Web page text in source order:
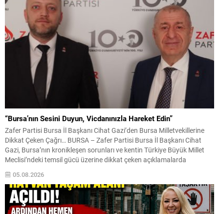
“Bursa’nın Sesini Duyun, Vicdanınızla Hareket Edin”
Zafer Partisi Bursa İl Başkanı Cihat Gazi’den Bursa Milletvekillerine
Dikkat Çeken Çağrı… BURSA – Zafer Partisi Bursa İl Başkanı Cihat
Gazi, Bursa’nın kronikleşen sorunları ve kentin Türkiye Büyük Millet
Meclisi’ndeki temsil gücü üzerine dikkat çeken açıklamalarda
ilişkin yapılan sokak röportajlarını değerlendiren Gazi, ortaya...
05.08.2026